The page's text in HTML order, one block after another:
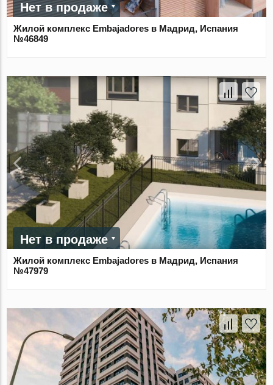
Нет в продаже
Жилой комплекс Embajadores в Мадрид, Испания
№46849
Нет в продаже
Жилой комплекс Embajadores в Мадрид, Испания
№47979